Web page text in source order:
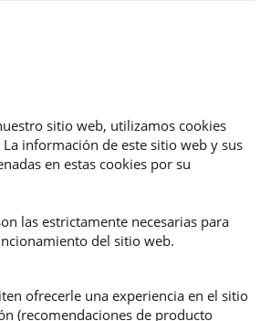
sitio web, utilizamos cookies
información de este sitio web y sus
en estas cookies por su
las estrictamente necesarias para
del sitio web.
ofrecerle una experiencia en el sitio
(recomendaciones de producto